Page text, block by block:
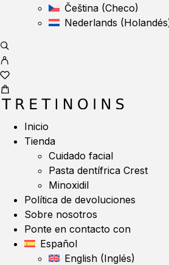
Čeština (Checo)
Nederlands (Holandés
Inicio
Tienda
Cuidado facial
Pasta dentífrica Crest
Minoxidil
Política de devoluciones
Sobre nosotros
Ponte en contacto con
Español
English (Inglés)